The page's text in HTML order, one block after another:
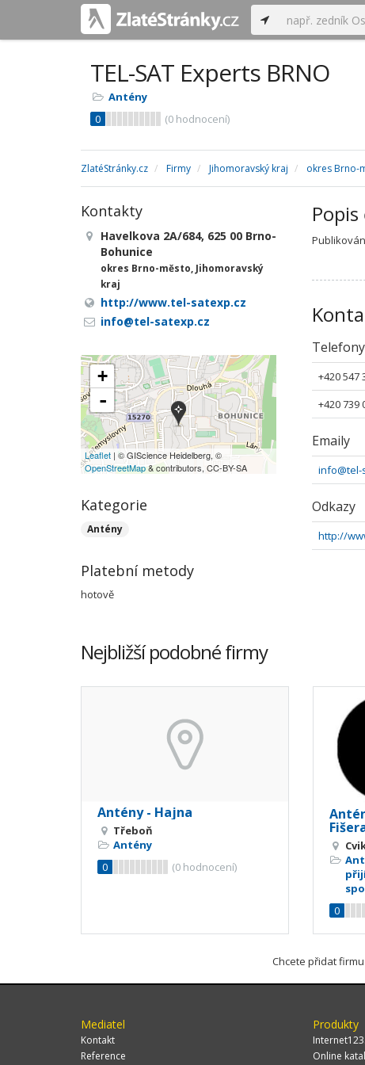
TEL-SAT Experts BRNO
Antény
0
(0 hodnocení)
ZlatéStránky.cz Firmy Jihomoravský kraj okres Brno-
Telefony
+420 547
+420 739
Emaily
info@tel-
Odkazy
http://
Kontakty
Havelkova 2A/684, 625 00 Brno-
Bohunice
okres Brno-město, Jihomoravský
kraj
http://www.tel-satexp.cz
info@tel-satexp.cz
+
-
Leaflet | © GIScience Heidelberg, ©
OpenStreetMap& contributors, CC-BY-SA
Kategorie
Antény
Platební metody
hotově
Nejbližší podobné firmy
Antény - Hajna
Třeboň
Antény
0
(0 hodnocení)
0
Chcete přidat
Mediatel
Kontakt
Reference
Produkty
Online